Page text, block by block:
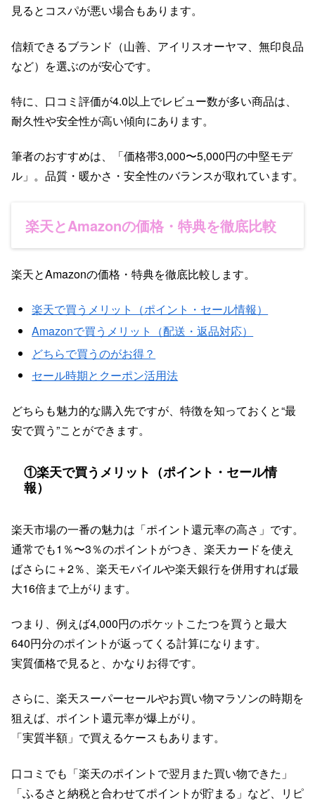
見るとコスパが悪い場合もあります。
信頼できるブランド（山善、アイリスオーヤマ、無印良品
など）を選ぶのが安心です。
特に、口コミ評価が4.0以上でレビュー数が多い商品は、
耐久性や安全性が高い傾向にあります。
筆者のおすすめは、「価格帯3,000〜5,000円の中堅モデ
ル」。品質・暖かさ・安全性のバランスが取れています。
楽天とAmazonの価格・特典を徹底比較
楽天とAmazonの価格・特典を徹底比較します。
楽天で買うメリット（ポイント・セール情報）
Amazonで買うメリット（配送・返品対応）
どちらで買うのがお得？
セール時期とクーポン活用法
どちらも魅力的な購入先ですが、特徴を知っておくと“最
安で買う”ことができます。
①楽天で買うメリット（ポイント・セール情
報）
楽天市場の一番の魅力は「ポイント還元率の高さ」です。
通常でも1％〜3％のポイントがつき、楽天カードを使え
ばさらに＋2％、楽天モバイルや楽天銀行を併用すれば最
大16倍まで上がります。
つまり、例えば4,000円のポケットこたつを買うと最大
640円分のポイントが返ってくる計算になります。
実質価格で見ると、かなりお得です。
さらに、楽天スーパーセールやお買い物マラソンの時期を
狙えば、ポイント還元率が爆上がり。
「実質半額」で買えるケースもあります。
口コミでも「楽天のポイントで翌月また買い物できた」
「ふるさと納税と合わせてポイントが貯まる」など、リピ